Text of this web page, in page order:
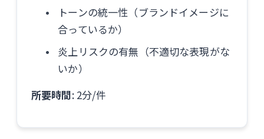
トーンの統一性（ブランドイメージに
合っているか）
炎上リスクの有無（不適切な表現がな
いか）
所要時間: 2分/件